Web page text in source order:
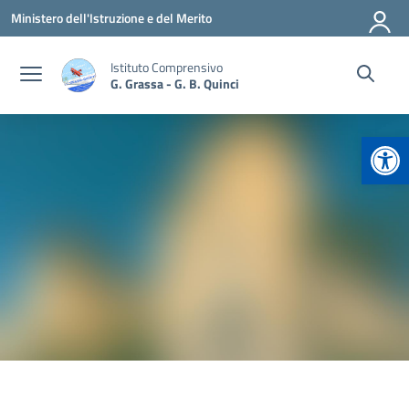
Vai ai contenuti
Vai al menu di navigazione
Vai al footer
Ministero dell'Istruzione e del Merito
Istituto Comprensivo
G. Grassa - G. B. Quinci